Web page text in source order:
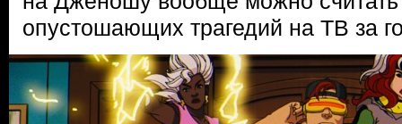
опустошающих трагедий на ТВ за